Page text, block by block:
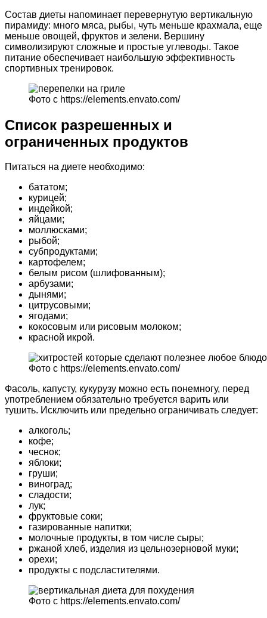
Состав диеты напоминает перевернутую вертикальную
пирамиду: много мяса, рыбы, чуть меньше крахмала, еще
меньше овощей, фруктов и зелени. Вершину
символизируют сложные и простые углеводы. Такое
питание обеспечивает наибольшую эффективность
спортивных тренировок.
Фото с https://elements.envato.com/
Список разрешенных и
ограниченных продуктов
Питаться на диете необходимо:
бататом;
курицей;
индейкой;
яйцами;
моллюсками;
рыбой;
субпродуктами;
картофелем;
белым рисом (шлифованным);
арбузами;
дынями;
цитрусовыми;
ягодами;
кокосовым или рисовым молоком;
красной икрой.
Фото с https://elements.envato.com/
Фасоль, капусту, кукурузу можно есть понемногу, перед
употреблением обязательно требуется варить или
тушить. Исключить или предельно ограничивать следует:
алкоголь;
кофе;
чеснок;
яблоки;
груши;
виноград;
сладости;
лук;
фруктовые соки;
газированные напитки;
молочные продукты, в том числе сыры;
ржаной хлеб, изделия из цельнозерновой муки;
орехи;
продукты с подсластителями.
Фото с https://elements.envato.com/